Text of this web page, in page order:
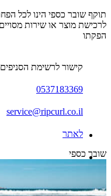
הפקתו
קישור לרשימת הסניפים
0537183369
service@ripcurl.co.il
לאתר
שובר כספי